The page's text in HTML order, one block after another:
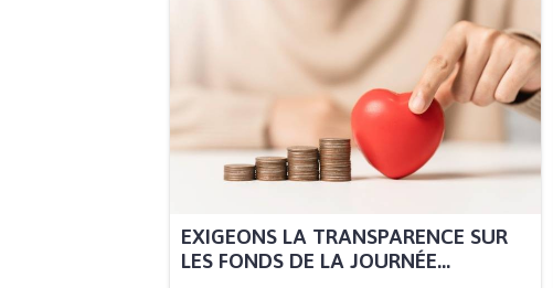
EXIGEONS LA TRANSPARENCE SUR
LES FONDS DE LA JOURNÉE...